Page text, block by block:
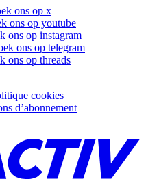
ons op x
ons op youtube
ons op instagram
ons op telegram
ons op threads
cookies
d’abonnement